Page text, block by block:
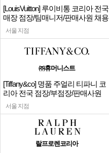
[LouisVuitton] 루이비통 코리아 전국
매장 점장/팀매니저/판매사원 채용
서울 지점
㈜휴머니스트
[Tiffany&co] 명품 주얼리 티파니 코
리아 전국 점장/부점장/판매사원
서울 지점
랄프로렌코리아